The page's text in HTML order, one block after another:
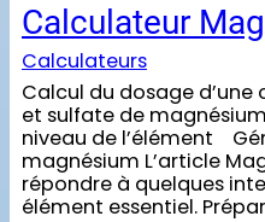
Calculateur
Calculateurs
Calcul du dosage
et sulfate de
niveau de l’élément
magnésium L’article
répondre à quelques
élément essentiel.